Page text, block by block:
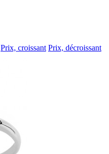
Prix, croissant Prix, décroissant